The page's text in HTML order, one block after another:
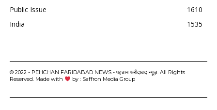
Public Issue
1610
India
1535
© 2022 - PEHCHAN FARIDABAD NEWS - पहचान फरीदाबाद न्यूज़. All Rights
Reserved. Made with
by : Saffron Media Group